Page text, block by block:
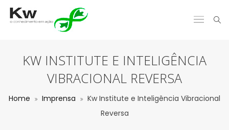
KW INSTITUTE E INTELIGÊNCIA
VIBRACIONAL REVERSA
Home Imprensa
Kw Institute e Inteligência Vibracional
Reversa